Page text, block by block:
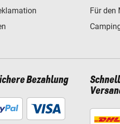
Für den
Bezahlung